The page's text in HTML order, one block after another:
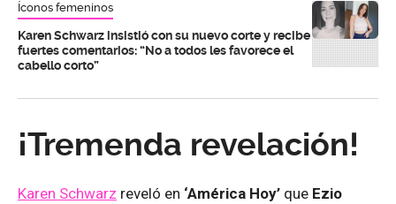
Íconos femeninos
Karen Schwarz insistió con su nuevo corte y recibe
fuertes comentarios: “No a todos les favorece el
cabello corto”
¡Tremenda revelación!
Karen Schwarz reveló en ‘América Hoy’ que Ezio